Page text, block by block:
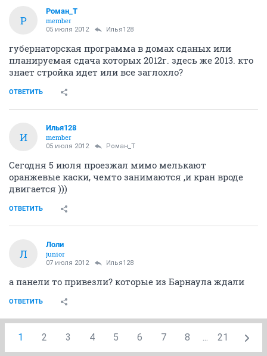
Р
Роман_Т
member
05 июля 2012 Илья128
губернаторская программа в домах сданых или
планируемая сдача которых 2012г. здесь же 2013. кто
знает стройка идет или все заглохло?
ОТВЕТИТЬ
И
Илья128
member
05 июля 2012 Роман_Т
Сегодня 5 июля проезжал мимо мелькают
оранжевые каски, чемто занимаются ,и кран вроде
двигается )))
ОТВЕТИТЬ
Л
Лоли
junior
07 июля 2012 Илья128
а панели то привезли? которые из Барнаула ждали
ОТВЕТИТЬ
1 2 3 4 5 6 7 8 ... 21